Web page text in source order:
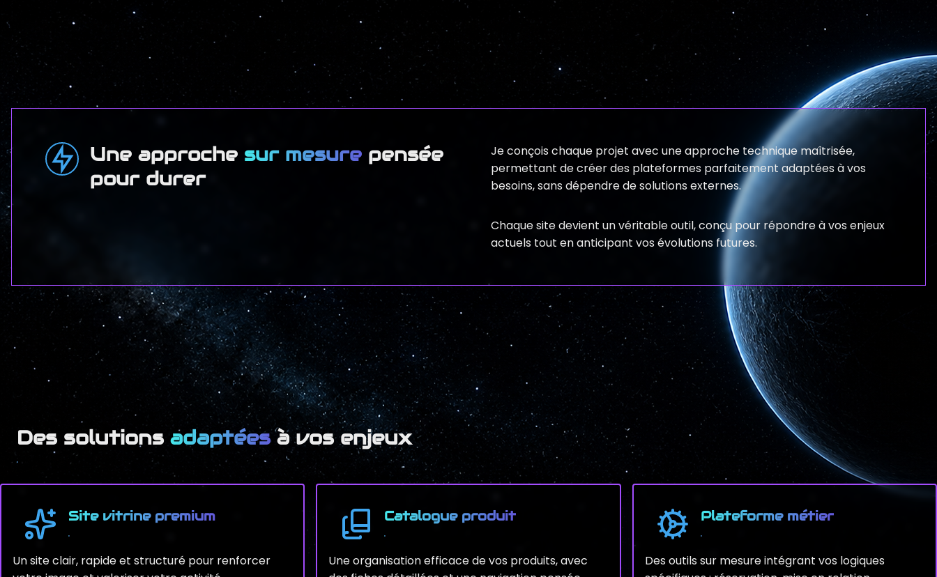
Une approche sur mesure pensée
pour durer
Je conçois chaque projet avec une approche technique maîtrisée,
permettant de créer des plateformes parfaitement adaptées à vos
besoins, sans dépendre de solutions externes.
Chaque site devient un véritable outil, conçu pour répondre à vos enjeux
actuels tout en anticipant vos évolutions futures.
Des solutions adaptéesà vos enjeux
Site vitrine premium
Un site clair, rapide et structuré pour renforcer
Catalogue produit
Une organisation efficace de vos produits, avec
Plateforme métier
Des outils sur mesure intégrant vos logiques